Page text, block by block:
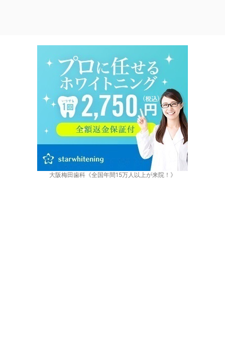
大阪梅田歯科《全国年間15万人以上が来院！》